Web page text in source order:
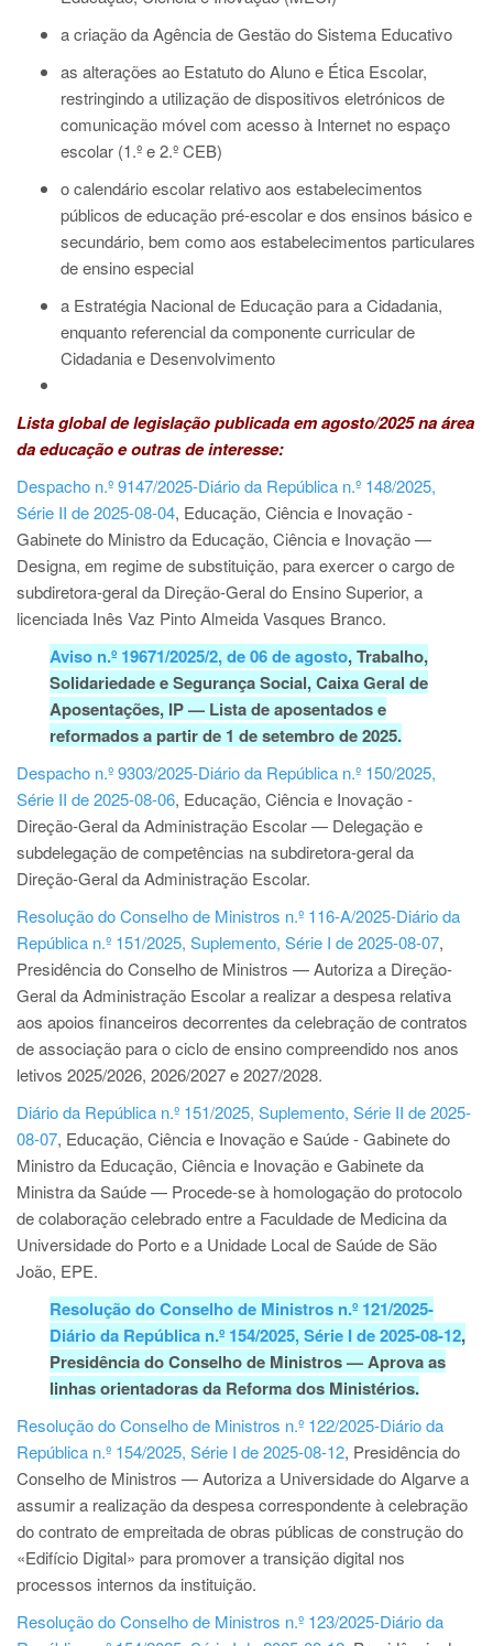
a criação da Agência de Gestão do Sistema Educativo
as alterações ao Estatuto do Aluno e Ética Escolar,
restringindo a utilização de dispositivos eletrónicos de
comunicação móvel com acesso à Internet no espaço
escolar (1.º e 2.º CEB)
o calendário escolar relativo aos estabelecimentos
públicos de educação pré-escolar e dos ensinos básico e
secundário, bem como aos estabelecimentos particulares
de ensino especial
a Estratégia Nacional de Educação para a Cidadania,
enquanto referencial da componente curricular de
Cidadania e Desenvolvimento
Lista global de legislação publicada em agosto/2025 na área
da educação e outras de interesse:
Despacho n.º 9147/2025-Diário da República n.º 148/2025,
Série II de 2025-08-04, Educação, Ciência e Inovação -
Gabinete do Ministro da Educação, Ciência e Inovação —
Designa, em regime de substituição, para exercer o cargo de
subdiretora-geral da Direção-Geral do Ensino Superior, a
licenciada Inês Vaz Pinto Almeida Vasques Branco.
Aviso n.º 19671/2025/2, de 06 de agosto, Trabalho,
Solidariedade e Segurança Social, Caixa Geral de
Aposentações, IP— Lista de aposentados e
reformados a partir de 1 de setembro de 2025.
Despacho n.º 9303/2025-Diário da República n.º 150/2025,
Série II de 2025-08-06, Educação, Ciência e Inovação -
Direção-Geral da Administração Escolar — Delegação e
subdelegação de competências na subdiretora-geral da
Direção-Geral da Administração Escolar.
Resolução do Conselho de Ministros n.º 116-A/2025-Diário da
República n.º 151/2025, Suplemento, Série I de 2025-08-07,
Presidência do Conselho de Ministros — Autoriza a Direção-
Geral da Administração Escolar a realizar a despesa relativa
aos apoios financeiros decorrentes da celebração de contratos
de associação para o ciclo de ensino compreendido nos anos
letivos 2025/2026, 2026/2027 e 2027/2028.
Diário da República n.º 151/2025, Suplemento, Série II de 2025-
08-07, Educação, Ciência e Inovação e Saúde - Gabinete do
Ministro da Educação, Ciência e Inovação e Gabinete da
Ministra da Saúde — Procede-se à homologação do protocolo
de colaboração celebrado entre a Faculdade de Medicina da
Universidade do Porto e a Unidade Local de Saúde de São
João, EPE.
Resolução do Conselho de Ministros n.º 121/2025-
Diário da República n.º 154/2025, Série I de 2025-08-12,
Presidência do Conselho de Ministros—Aprova as
linhas orientadoras da Reforma dos Ministérios.
Resolução do Conselho de Ministros n.º 122/2025-Diário da
República n.º 154/2025, Série I de 2025-08-12, Presidência do
Conselho de Ministros — Autoriza a Universidade do Algarve a
assumir a realização da despesa correspondente à celebração
do contrato de empreitada de obras públicas de construção do
«Edifício Digital» para promover a transição digital nos
processos internos da instituição.
Resolução do Conselho de Ministros n.º 123/2025-Diário da